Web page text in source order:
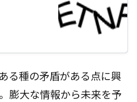
る種の矛盾がある点に興
膨大な情報から未来を予